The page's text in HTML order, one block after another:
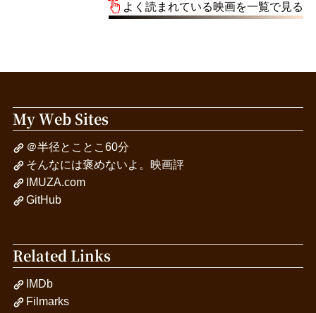
よく読まれている映画を一覧で見る
My Web Sites
＠半径とことこ60分
そんなには褒めないよ。映画評
IMUZA.com
GitHub
Related Links
IMDb
Filmarks